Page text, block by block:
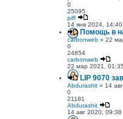
0
25095
piff
14 янв 2024, 14:40
Помощь в
carbonweb » 22
0
24854
carbonweb
22 мар 2021, 01:35
LIP 9070
Abdurashit » 14
0
21181
Abdurashit
14 авг 2020, 09:38